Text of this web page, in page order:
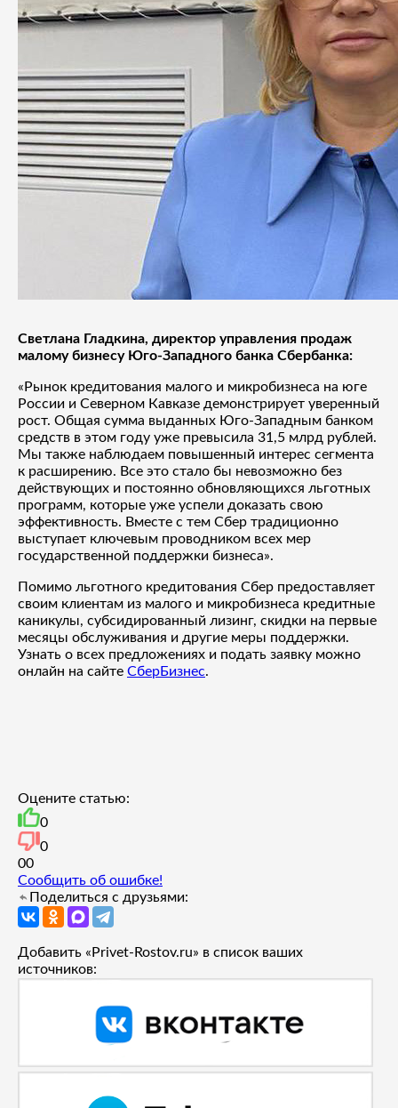
Светлана Гладкина, директор управления продаж
малому бизнесу Юго-Западного банка Сбербанка:
«Рынок кредитования малого и микробизнеса на юге
России и Северном Кавказе демонстрирует уверенный
рост. Общая сумма выданных Юго-Западным банком
средств в этом году уже превысила 31,5 млрд рублей.
Мы также наблюдаем повышенный интерес сегмента
к расширению. Все это стало бы невозможно без
действующих и постоянно обновляющихся льготных
программ, которые уже успели доказать свою
эффективность. Вместе с тем Сбер традиционно
выступает ключевым проводником всех мер
государственной поддержки бизнеса».
Помимо льготного кредитования Сбер предоставляет
своим клиентам из малого и микробизнеса кредитные
каникулы, субсидированный лизинг, скидки на первые
месяцы обслуживания и другие меры поддержки.
Узнать о всех предложениях и подать заявку можно
онлайн на сайте СберБизнес.
Оцените статью:
0
0
00
Сообщить об ошибке!
Поделиться с друзьями:
Добавить «Privet-Rostov.ru» в список ваших
источников: